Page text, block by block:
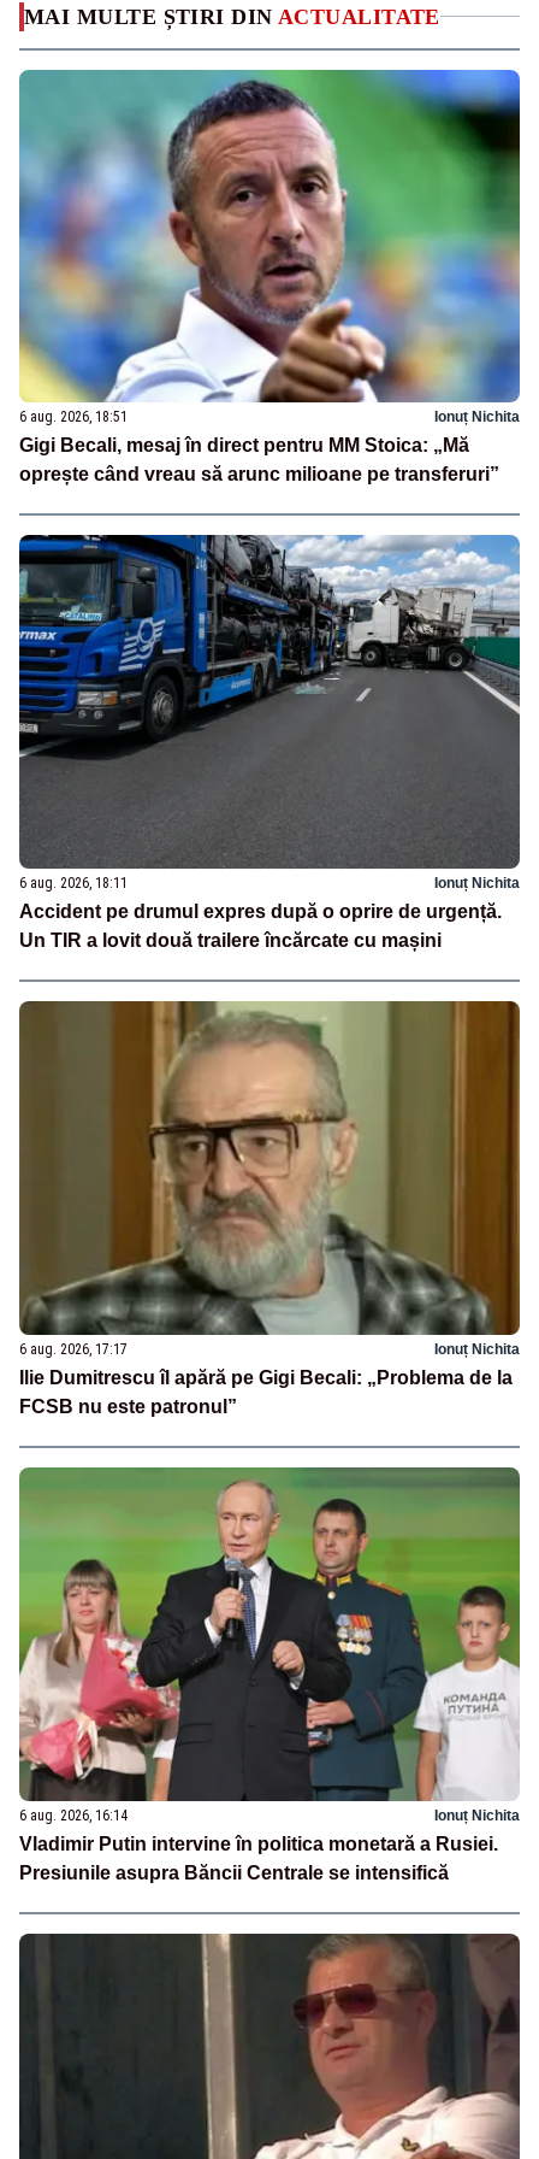
MAI MULTE ȘTIRI DIN ACTUALITATE
6 aug. 2026, 18:51 Ionuț Nichita
Gigi Becali, mesaj în direct pentru MM Stoica: „Mă
oprește când vreau să arunc milioane pe transferuri”
6 aug. 2026, 18:11 Ionuț Nichita
Accident pe drumul expres după o oprire de urgență.
Un TIR a lovit două trailere încărcate cu mașini
6 aug. 2026, 17:17 Ionuț Nichita
Ilie Dumitrescu îl apără pe Gigi Becali: „Problema de la
FCSB nu este patronul”
6 aug. 2026, 16:14 Ionuț Nichita
Vladimir Putin intervine în politica monetară a Rusiei.
Presiunile asupra Băncii Centrale se intensifică